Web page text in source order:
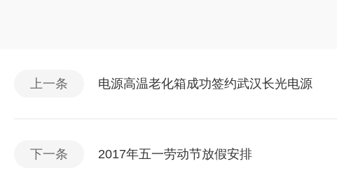
上一条 电源高温老化箱成功签约武汉长光电源
下一条 2017年五一劳动节放假安排